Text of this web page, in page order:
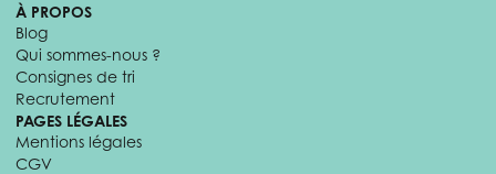
À PROPOS
Blog
Qui sommes-nous ?
Consignes de tri
Recrutement
PAGES LÉGALES
Mentions légales
CGV